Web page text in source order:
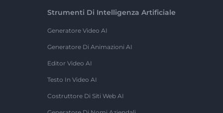
Strumenti Di Intelligenza Artificiale
Generatore Video AI
Generatore Di Animazioni AI
Editor Video AI
Testo In Video AI
Costruttore Di Siti Web AI